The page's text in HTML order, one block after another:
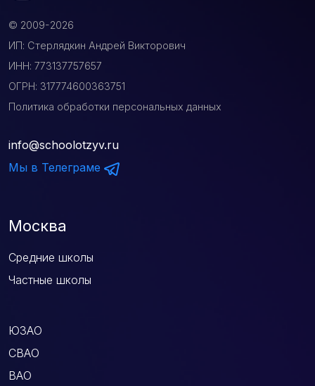
© 2009-2026
ИП: Стерлядкин Андрей Викторович
ИНН: 773137757657
ОГРН: 317774600363751
Политика обработки персональных данных
info@schoolotzyv.ru
Мы в Телеграме
Москва
Средние школы
Частные школы
ЮЗАО
СВАО
ВАО